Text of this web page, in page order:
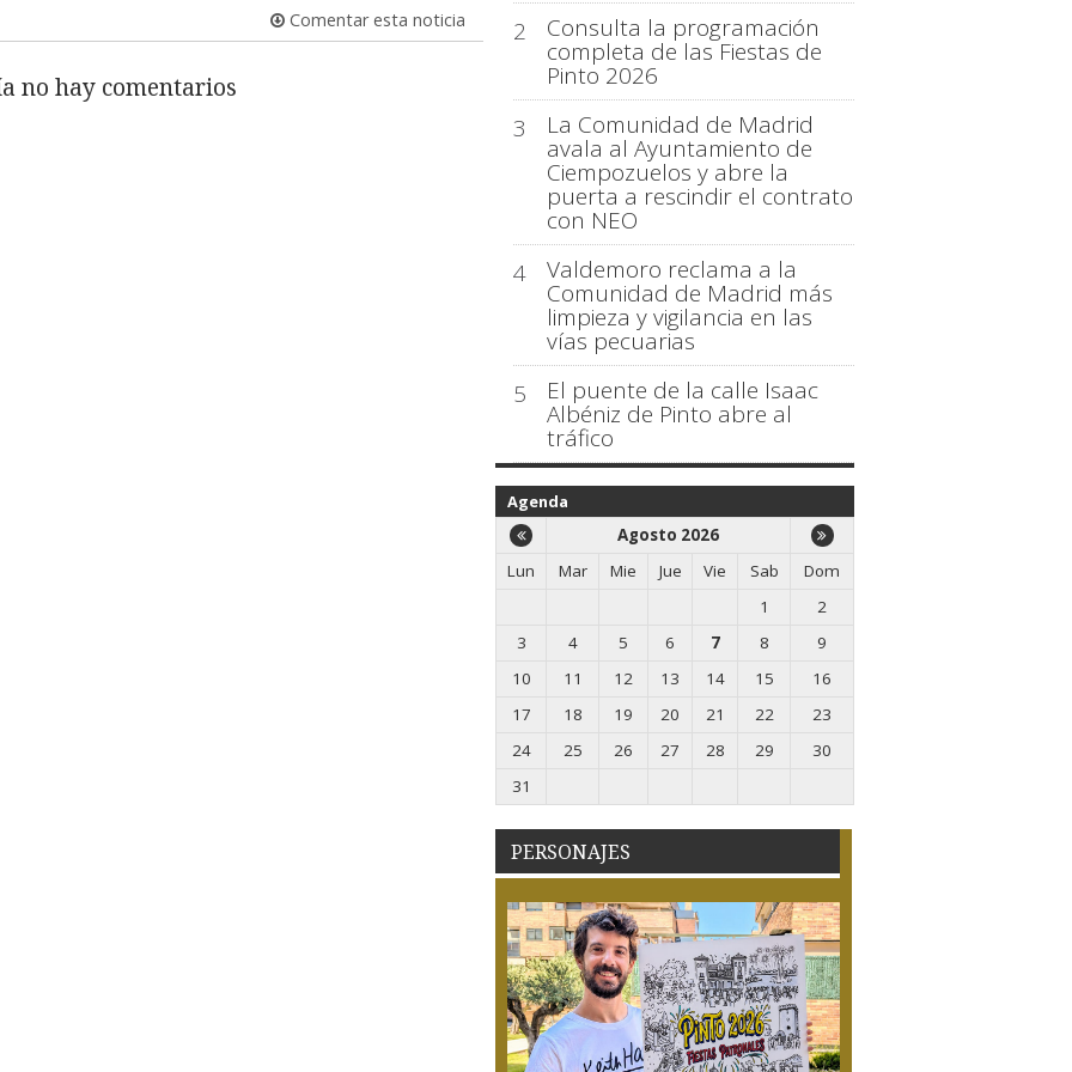
Comentar esta noticia
no hay comentarios
2
Consulta la programación
completa de las Fiestas de
Pinto 2026
3
La Comunidad de Madrid
avala al Ayuntamiento de
Ciempozuelos y abre la
puerta a rescindir el contrato
con NEO
4
Valdemoro reclama a la
Comunidad de Madrid más
limpieza y vigilancia en las
vías pecuarias
5
El puente de la calle Isaac
Albéniz de Pinto abre al
tráfico
Agenda
Agosto 2026
Lun
Mar Mie Jue Vie Sab
Dom
1
2
3
4 5 6 7 8
9
10
11 12 13 14 15
16
17
18 19 20 21 22
23
24
25 26 27 28 29
30
31
PERSONAJES